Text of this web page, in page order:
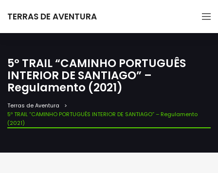
TERRAS DE AVENTURA
5º TRAIL “CAMINHO PORTUGUÊS
INTERIOR DE SANTIAGO” –
Regulamento (2021)
Terras de Aventura
5º TRAIL “CAMINHO PORTUGUÊS INTERIOR DE SANTIAGO” – Regulamento
(2021)